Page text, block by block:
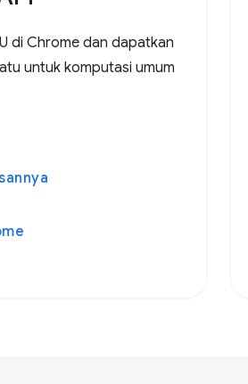
di Chrome dan dapatkan
untuk komputasi umum